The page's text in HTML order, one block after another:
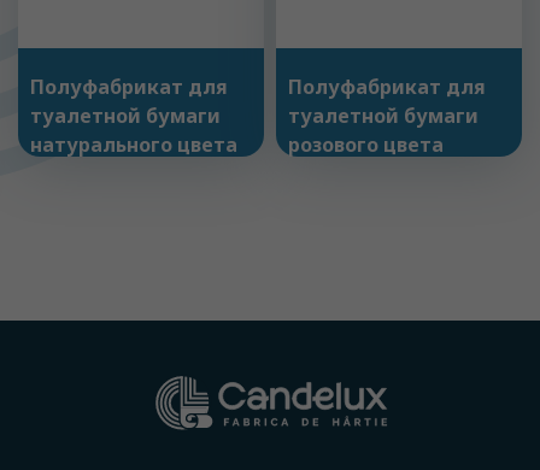
Полуфабрикат для
туалетной бумаги
натурального цвета
Полуфабрикат для
туалетной бумаги
розового цвета